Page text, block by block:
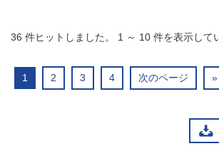
36 件ヒットしました。 1 ～ 10 件を表示して
1 2 3 4 次のページ »